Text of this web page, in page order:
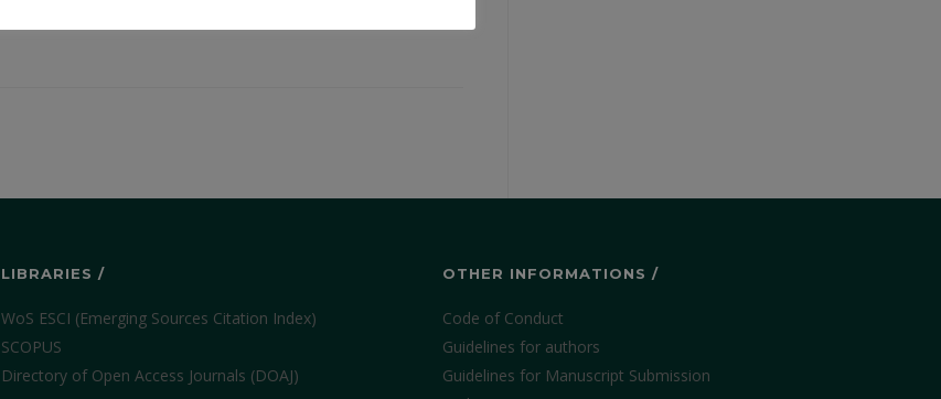
LIBRARIES /
WoS ESCI (Emerging Sources Citation Index)
SCOPUS
Directory of Open Access Journals (DOAJ)
OTHER INFORMATIONS /
Code of Conduct
Guidelines for authors
Guidelines for Manuscript Submission